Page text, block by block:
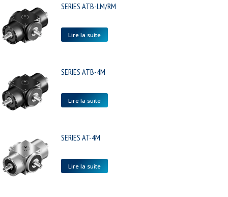
SERIES ATB-LM/RM
Lire la suite
SERIES ATB-4M
Lire la suite
SERIES AT-4M
Lire la suite